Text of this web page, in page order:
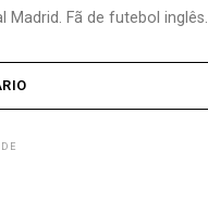
Madrid. Fã de futebol inglês.